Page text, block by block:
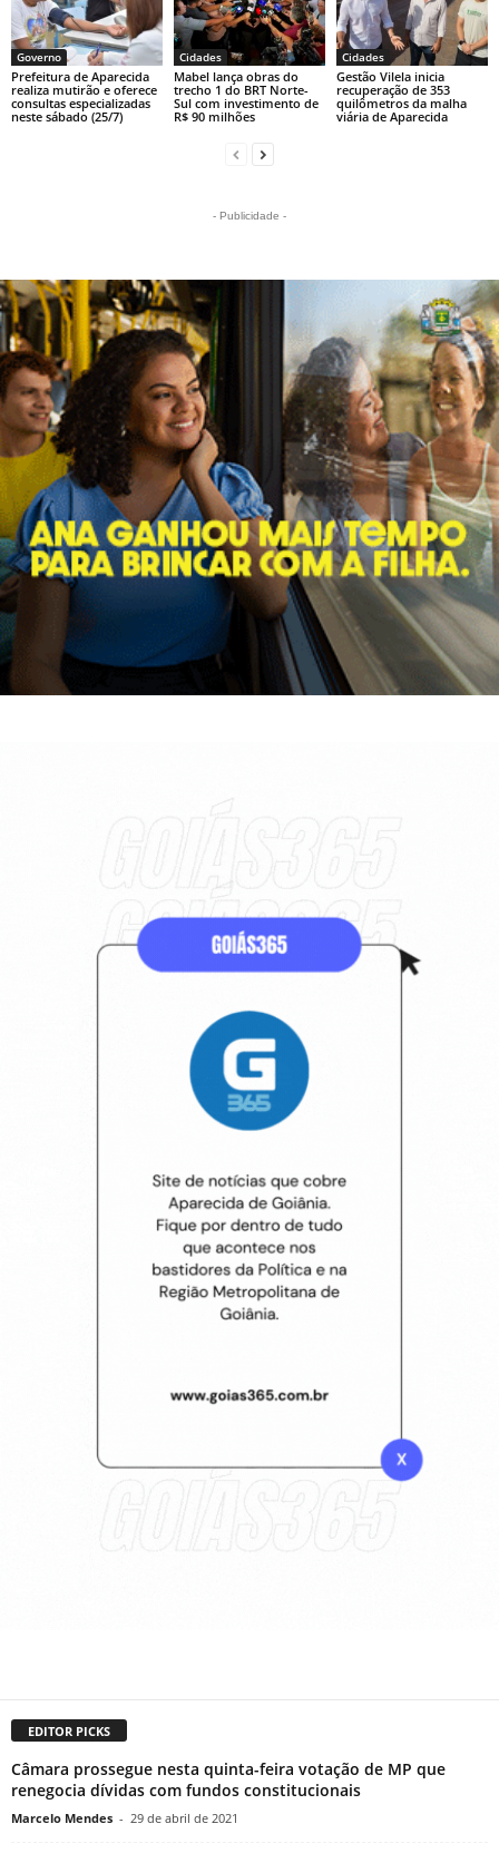
Governo
Prefeitura de Aparecida
realiza mutirão e oferece
consultas especializadas
neste sábado (25/7)
Cidades
Mabel lança obras do
trecho 1 do BRT Norte-
Sul com investimento de
R$ 90 milhões
Cidades
Gestão Vilela inicia
recuperação de 353
quilômetros da malha
viária de Aparecida
- Publicidade -
EDITOR PICKS
Câmara prossegue nesta quinta-feira votação de MP que
renegocia dívidas com fundos constitucionais
Marcelo Mendes - 29 de abril de 2021